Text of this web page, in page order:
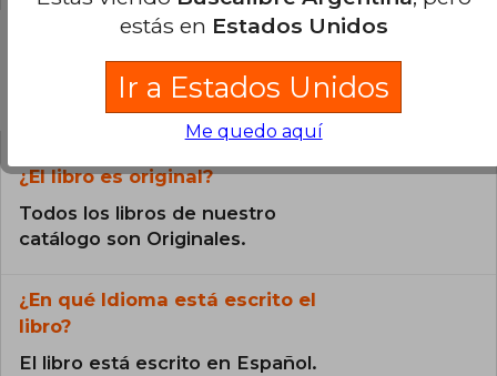
Preguntas frecuentes sobre el libro
¿El libro es original?
Todos los libros de nuestro
catálogo son Originales.
¿En qué Idioma está escrito el
libro?
El libro está escrito en Español.
estás en Estados Unidos
Ir a Estados Unidos
Me quedo aquí